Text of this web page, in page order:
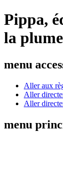
Pippa,
la plume
menu
Aller aux
Aller
Aller
menu